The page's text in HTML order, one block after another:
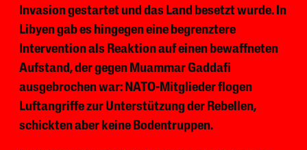
Invasion gestartet und das Land besetzt wurde. In
Libyen gab es hingegen eine begrenztere
Intervention als Reaktion auf einen bewaffneten
Aufstand, der gegen Muammar Gaddafi
ausgebrochen war: NATO-Mitglieder flogen
Luftangriffe zur Unterstützung der Rebellen,
schickten aber keine Bodentruppen.